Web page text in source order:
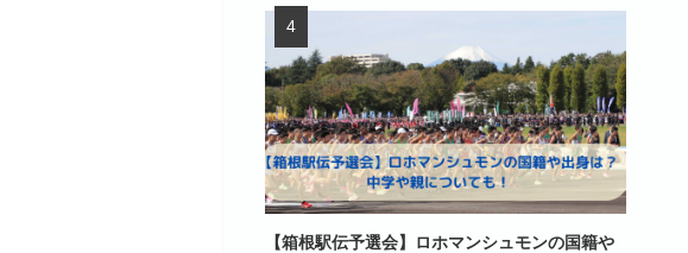
【箱根駅伝予選会】ロホマンシュモンの国籍や